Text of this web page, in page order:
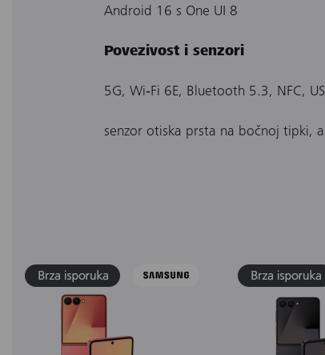
Android 16 s One UI 8
Povezivost i senzori
5G, Wi‐Fi 6E, Bluetooth 5.3, NFC,
senzor otiska prsta na bočnoj tipki,